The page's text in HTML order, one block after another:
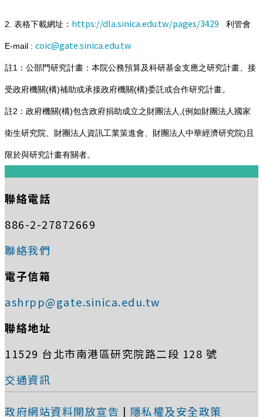
2. 表格下載網址： https://dla.sinica.edu.tw/pages/3429 利管會
E-mail : coic@gate.sinica.edu.tw
註1：公部門研究計畫：本院公務預算及科研基金支應之研究計畫、接
受政府機關(構)補助或承接政府機關(構)委託或合作研究計畫。
註2：政府機關(構)包含政府捐助成立之財團法人,(例如財團法人國家
衛生研究院、財團法人資訊工業策進會、財團法人中華經濟研究院)且
限於與研究計畫有關者。
聯絡電話
886-2-27872669
聯絡我們
電子信箱
ashrpp@gate.sinica.edu.tw
聯絡地址
11529 台北市南港區研究院路二段 128 號
交通資訊
政府網站資料開放宣告 | 隱私權及安全政策